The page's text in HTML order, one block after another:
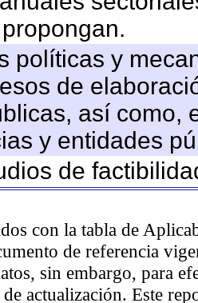
políticas y
de
así como,
y entidades
de
con la tabla de
de referencia
sin embargo, para
actualización. Este